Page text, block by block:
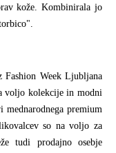
kože. Kombinirala jo
Fashion Week Ljubljana
voljo kolekcije in modni
premium
so na voljo za
tudi prodajno osebje